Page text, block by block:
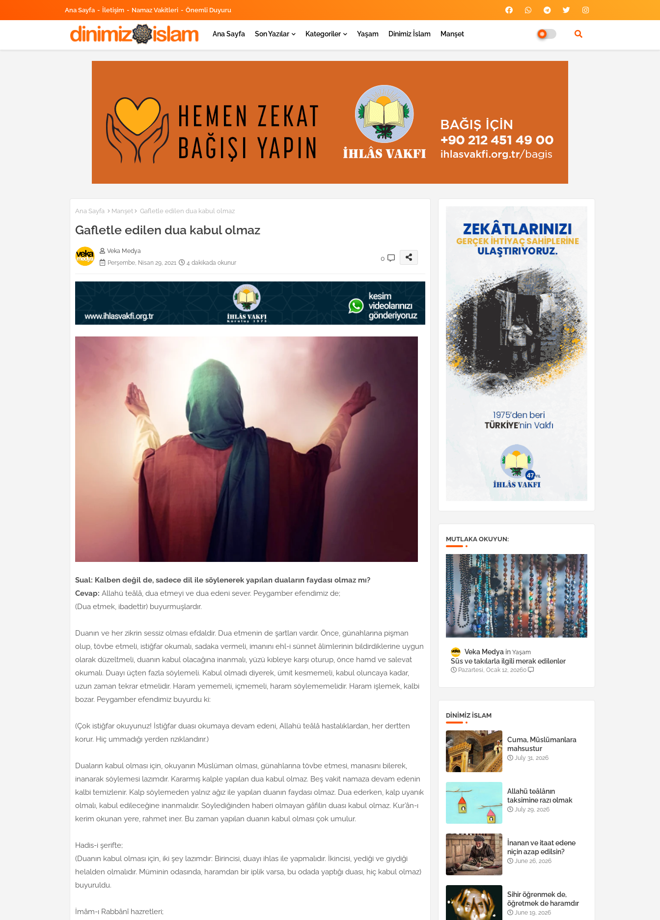
Ana Sayfa İletişim Namaz Vakitleri Önemli Duyuru
Ana Sayfa Son Yazılar Kategoriler Yaşam Dinimiz İslam Manşet
Ana Sayfa Manşet Gafletle edilen dua kabul olmaz
Gafletle edilen dua kabul olmaz
Veka Medya
Perşembe, Nisan 29, 2021
4 dakikada okunur
0
Sual: Kalben değil de, sadece dil ile söylenerek yapılan duaların faydası olmaz mı?
Cevap: Allahü teâlâ, dua etmeyi ve dua edeni sever. Peygamber efendimiz de;
(Dua etmek, ibadettir) buyurmuşlardır.
Duanın ve her zikrin sessiz olması efdaldir. Dua etmenin de şartları vardır. Önce, günahlarına pişman
olup, tövbe etmeli, istiğfar okumalı, sadaka vermeli, imanını ehl-i sünnet âlimlerinin bildirdiklerine uygun
olarak düzeltmeli, duanın kabul olacağına inanmalı, yüzü kıbleye karşı oturup, önce hamd ve salevat
okumalı. Duayı üçten fazla söylemeli. Kabul olmadı diyerek, ümit kesmemeli, kabul oluncaya kadar,
uzun zaman tekrar etmelidir. Haram yememeli, içmemeli, haram söylememelidir. Haram işlemek, kalbi
bozar. Peygamber efendimiz buyurdu ki:
(Çok istiğfar okuyunuz! İstiğfar duası okumaya devam edeni, Allahü teâlâ hastalıklardan, her dertten
korur. Hiç ummadığı yerden rızıklandırır.)
Duaların kabul olması için, okuyanın Müslüman olması, günahlarına tövbe etmesi, manasını bilerek,
inanarak söylemesi lazımdır. Kararmış kalple yapılan dua kabul olmaz. Beş vakit namaza devam edenin
kalbi temizlenir. Kalp söylemeden yalnız ağız ile yapılan duanın faydası olmaz. Dua ederken, kalp uyanık
olmalı, kabul edileceğine inanmalıdır. Söylediğinden haberi olmayan gâfilin duası kabul olmaz. Kur’ân-ı
kerim okunan yere, rahmet iner. Bu zaman yapılan duanın kabul olması çok umulur.
Hadis-i şerifte;
(Duanın kabul olması için, iki şey lazımdır: Birincisi, duayı ihlas ile yapmalıdır. İkincisi, yediği ve giydiği
helalden olmalıdır. Müminin odasında, haramdan bir iplik varsa, bu odada yaptığı duası, hiç kabul olmaz)
buyuruldu.
İmâm-ı Rabbânî hazretleri;
MUTLAKA OKUYUN:
Veka Medya Yaşam
Süs ve takılarla ilgili merak edilenler
Pazartesi, Ocak 12, 20260
DINIMIZ ISLAM
Cuma, Müslümanlara
mahsustur
July 31, 2026
Allahü teâlânın
taksimine razı olmak
July 29, 2026
İnanan ve itaat edene
niçin azap edilsin?
June 26, 2026
Sihir öğrenmek de,
öğretmek de haramdır
June 19, 2026